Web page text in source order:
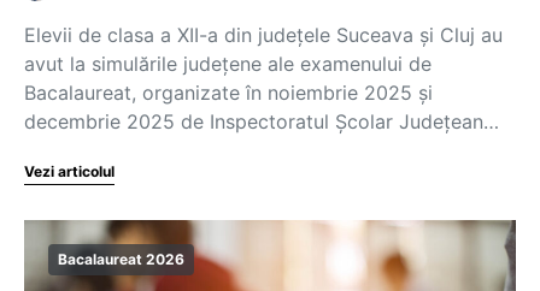
Elevii de clasa a XII-a din județele Suceava și Cluj au
avut la simulările județene ale examenului de
Bacalaureat, organizate în noiembrie 2025 și
decembrie 2025 de Inspectoratul Școlar Județean…
Vezi articolul
Bacalaureat 2026